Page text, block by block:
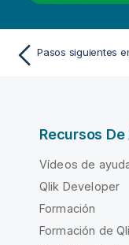
Recursos
Vídeos de
Qlik Developer
Formación
Formación de